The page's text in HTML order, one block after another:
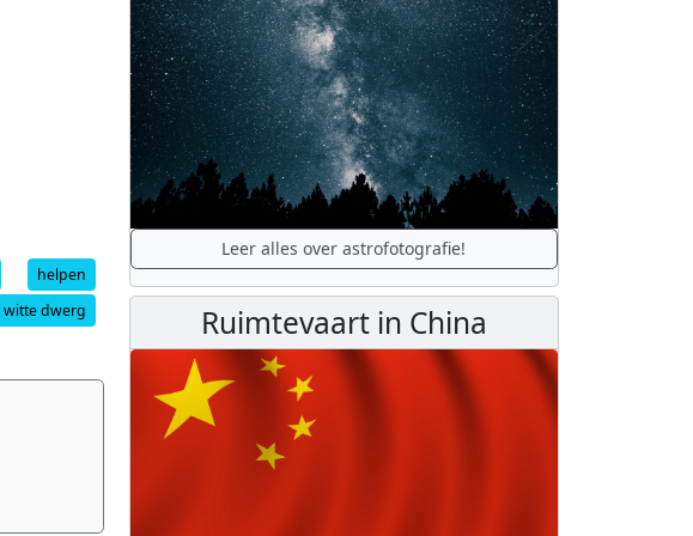
helpen
witte dwerg
Leer alles over astrofotografie!
Ruimtevaart in China